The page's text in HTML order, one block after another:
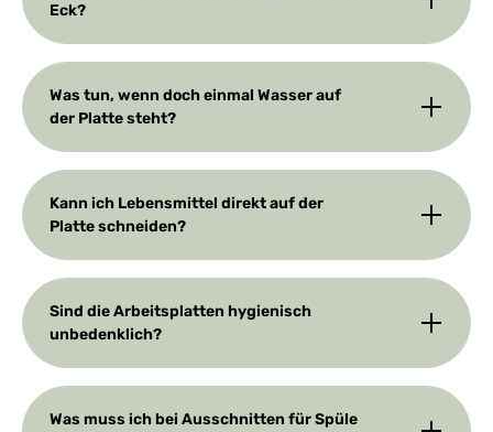
Eck?
Was tun, wenn doch einmal Wasser auf
der Platte steht?
Kann ich Lebensmittel direkt auf der
Platte schneiden?
Sind die Arbeitsplatten hygienisch
unbedenklich?
Was muss ich bei Ausschnitten für Spüle